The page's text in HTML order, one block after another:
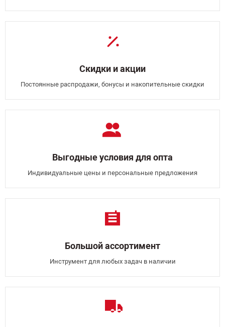
Скидки и акции
Постоянные распродажи, бонусы и накопительные скидки
Выгодные условия для опта
Индивидуальные цены и персональные предложения
Большой ассортимент
Инструмент для любых задач в наличии